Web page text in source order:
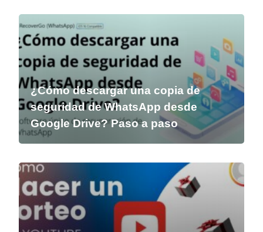
¿Cómo descargar una copia de
seguridad de WhatsApp desde
Google Drive? Paso a paso